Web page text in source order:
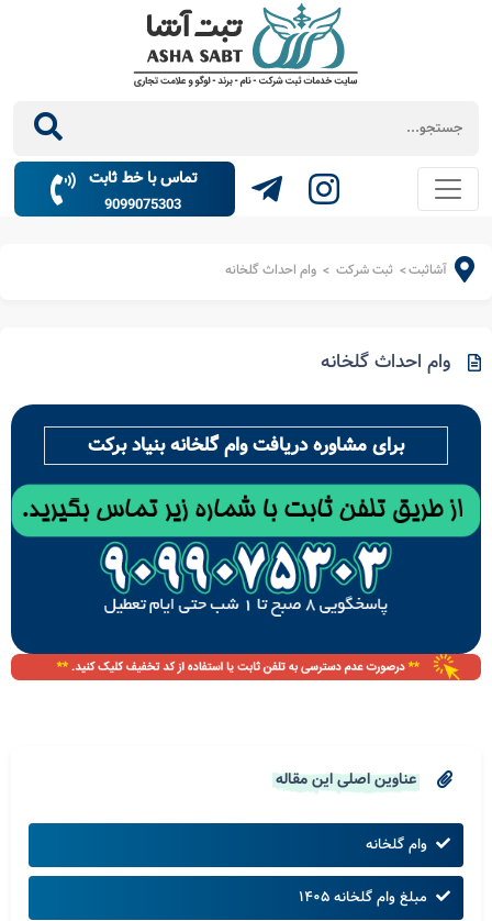
تماس با خط ثابت
9099075303
آشاثبت> ثبت شرکت > وام احداث گلخانه
وام احداث گلخانه
برای مشاوره دریافت وام گلخانه بنیاد برکت
عناوین اصلی این مقاله
وام گلخانه
مبلغ وام گلخانه ۱۴۰۵